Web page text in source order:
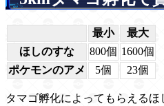
最小
最大
ほしのすな
800個 1600個
ポケモンのアメ
5個 23個
タマゴ孵化によってもらえるほ